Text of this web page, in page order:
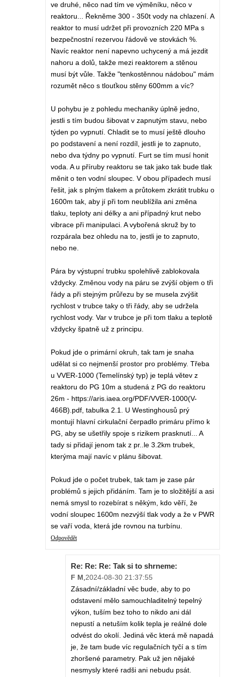
ve druhé, něco nad tím ve výměníku, něco v
reaktoru... Řekněme 300 - 350t vody na chlazení. A
reaktor to musí udržet při provozních 220 MPa s
bezpečnostní rezervou řádově ve stovkách %.
Navíc reaktor není napevno uchycený a má jezdit
nahoru a dolů, takže mezi reaktorem a stěnou
musí být vůle. Takže "tenkostěnnou nádobou" mám
rozumět něco s tlouťkou stěny 600mm a víc?
U pohybu je z pohledu mechaniky úplně jedno,
jestli s tím budou šibovat v zapnutým stavu, nebo
týden po vypnutí. Chladit se to musí ještě dlouho
po podstavení a není rozdíl, jestli je to zapnuto,
nebo dva týdny po vypnutí. Furt se tím musí honit
voda. A u příruby reaktoru se tak jako tak bude tlak
měnit o ten vodní sloupec. V obou případech musí
řešit, jak s plným tlakem a průtokem zkrátit trubku o
1600m tak, aby jí při tom neublížila ani změna
tlaku, teploty ani délky a ani případný krut nebo
vibrace při manipulaci. A vybořená skruž by to
rozpárala bez ohledu na to, jestli je to zapnuto,
nebo ne.
Pára by výstupní trubku spolehlivě zablokovala
vždycky. Změnou vody na páru se zvýší objem o tři
řády a při stejným průřezu by se musela zvýšit
rychlost v trubce taky o tři řády, aby se udržela
rychlost vody. Var v trubce je při tom tlaku a teplotě
vždycky špatně už z principu.
Pokud jde o primární okruh, tak tam je snaha
udělat si co nejmenší prostor pro problémy. Třeba
u VVER-1000 (Temelínský typ) je teplá větev z
reaktoru do PG 10m a studená z PG do reaktoru
26m - https://aris.iaea.org/PDF/VVER-1000(V-
466B).pdf, tabulka 2.1. U Westinghousů prý
montují hlavní cirkulační čerpadlo primáru přímo k
PG, aby se ušetřily spoje s rizikem prasknutí... A
tady si přidají jenom tak z pr..le 3.2km trubek,
kterýma mají navíc v plánu šibovat.
Pokud jde o počet trubek, tak tam je zase pár
problémů s jejich přidáním. Tam je to složitější a asi
nemá smysl to rozebírat s někým, kdo věří, že
vodní sloupec 1600m nezvýší tlak vody a že v PWR
se vaří voda, která jde rovnou na turbínu.
Odpovědět
Re: Re: Re: Tak si to shrneme:
F M 2024-08-30 21:37:55
Zásadní/základní věc bude, aby to po
odstavení mělo samouchladitelný tepelný
výkon, tuším bez toho to nikdo ani dál
nepustí a netuším kolik tepla je reálné dole
odvést do okolí. Jediná věc která mě napadá
je, že tam bude víc regulačních tyčí a s tím
zhoršené parametry. Pak už jen nějaké
nesmysly které radši ani nebudu psát.